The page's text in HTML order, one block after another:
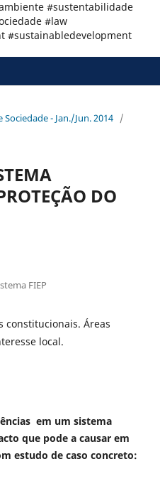
#sustentabilidade
#law
#sustainabledevelopment
- Jan./Jun. 2014 /
DO
FIEP
constitucionais. Áreas
local.
em um sistema
que pode a causar em
estudo de caso concreto: